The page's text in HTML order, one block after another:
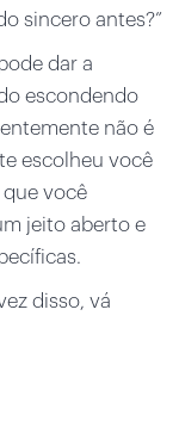
sincero antes?”
dar a
escondendo
não é
escolheu você
você
jeito aberto e
disso, vá